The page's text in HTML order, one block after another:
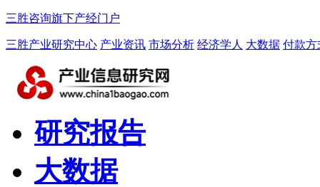
三胜咨询旗下产经门户
三胜产业研究中心 产业资讯 市场分析 经济学人 大数据 付款方
研究报告
大数据